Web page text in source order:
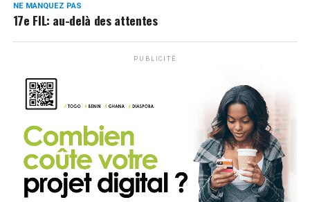
NE MANQUEZ PAS
17e FIL: au-delà des attentes
PUBLICITÉ